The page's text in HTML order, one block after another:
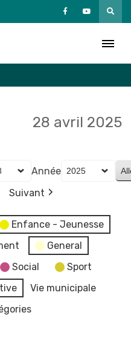
28 avril 2025
Année
Suivant
Enfance - Jeunesse
General
Social
Sport
Vie municipale